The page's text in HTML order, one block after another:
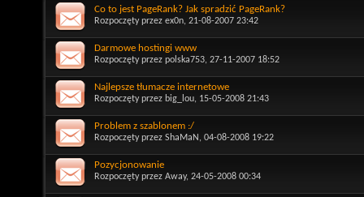
Co to jest PageRank? Jak spradzić PageRank?
Rozpoczęty przez ex0n, 21-08-2007 23:42
Darmowe hostingi www
Rozpoczęty przez polska753, 27-11-2007 18:52
Najlepsze tłumacze internetowe
Rozpoczęty przez big_lou, 15-05-2008 21:43
Problem z szablonem :/
Rozpoczęty przez ShaMaN , 04-08-2008 19:22
Pozycjonowanie
Rozpoczęty przez Away, 24-05-2008 00:34